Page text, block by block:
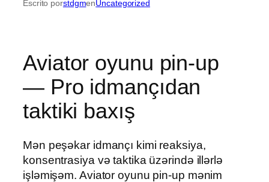
Escrito porstdgmenUncategorized
Aviator oyunu pin-up
— Pro idmançıdan
taktiki baxış
Mən peşəkar idmançı kimi reaksiya,
konsentrasiya və taktika üzərində illərlə
işləmişəm. Aviator oyunu pin-up mənim